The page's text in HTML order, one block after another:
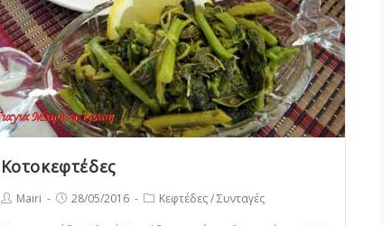
Κοτοκεφτέδες
PostMairi
Post28/05/2016
PostΚεφτέδες/Συνταγές